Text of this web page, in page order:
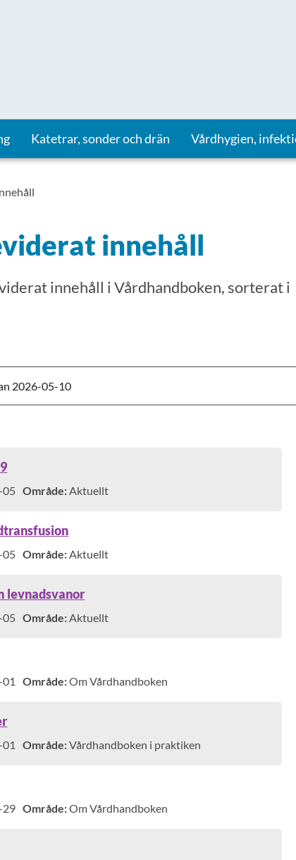
Katetrar, sonder och drän Vårdhygien,
innehåll
innehåll i Vårdhandboken, sorterat i
2026-05-10
Område:Aktuellt
05 Område:Aktuellt
levnadsvanor
Område:Aktuellt
Område:Om Vårdhandboken
Område:Vårdhandboken i praktiken
29 Område:Om Vårdhandboken